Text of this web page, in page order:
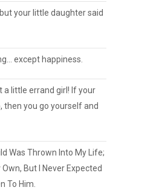
your little daughter said
except happiness.
a little errand girl! If your
then you go yourself and
Was Thrown Into My Life;
Own, But I Never Expected
To Him.